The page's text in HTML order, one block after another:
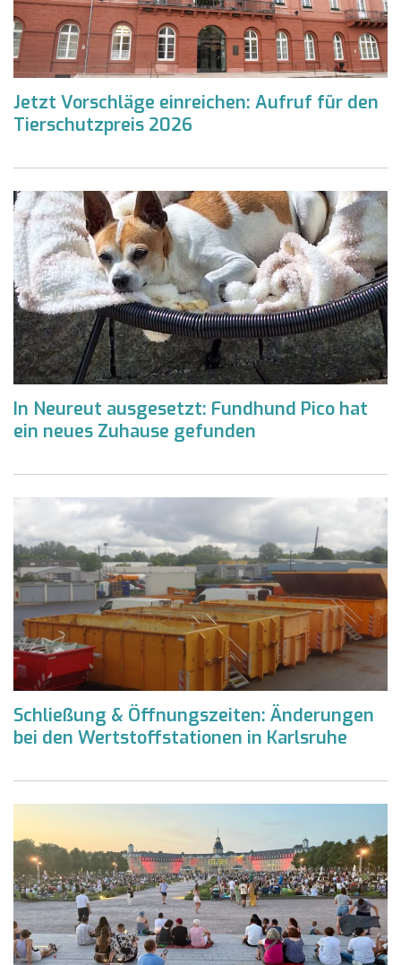
Jetzt Vorschläge einreichen: Aufruf für den
Tierschutzpreis 2026
In Neureut ausgesetzt: Fundhund Pico hat
ein neues Zuhause gefunden
Schließung & Öffnungszeiten: Änderungen
bei den Wertstoffstationen in Karlsruhe